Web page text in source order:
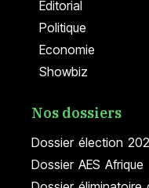
Editorial
Politique
Economie
Showbiz
Dossier élection
Dossier AES Afrique
Nos dossiers